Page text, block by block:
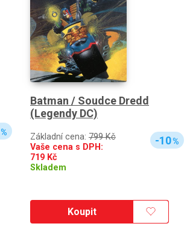
%
Batman / Soudce Dredd
(Legendy DC)
Základní cena: 799 Kč
Vaše cena s DPH:
719 Kč
Skladem
-10%
Koupit